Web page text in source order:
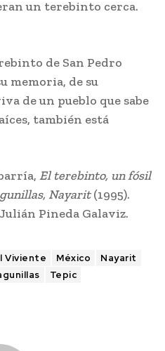
un terebinto cerca.
de San Pedro
memoria, de su
de un pueblo que sabe
también está
El terebinto, un fósil
Nayarit(1995).
Pineda Galaviz.
Viviente México
Nayarit
Tepic